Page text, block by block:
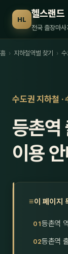
HL 헬스랜드
전국 출장마
홈 › 지하철역별 찾기 ›
수도권 지하철 ·
등촌역
이용
이 페이지
등촌역
등촌역